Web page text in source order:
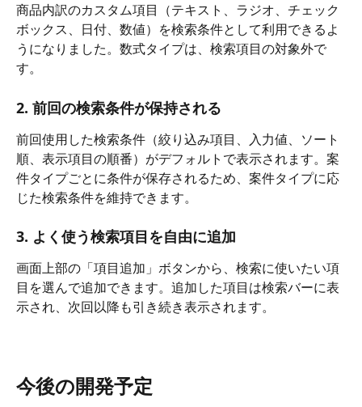
商品内訳のカスタム項目（テキスト、ラジオ、チェック
ボックス、日付、数値）を検索条件として利用できるよ
うになりました。数式タイプは、検索項目の対象外で
す。
2. 前回の検索条件が保持される
前回使用した検索条件（絞り込み項目、入力値、ソート
順、表示項目の順番）がデフォルトで表示されます。案
件タイプごとに条件が保存されるため、案件タイプに応
じた検索条件を維持できます。
3. よく使う検索項目を自由に追加
画面上部の「項目追加」ボタンから、検索に使いたい項
目を選んで追加できます。追加した項目は検索バーに表
示され、次回以降も引き続き表示されます。
今後の開発予定